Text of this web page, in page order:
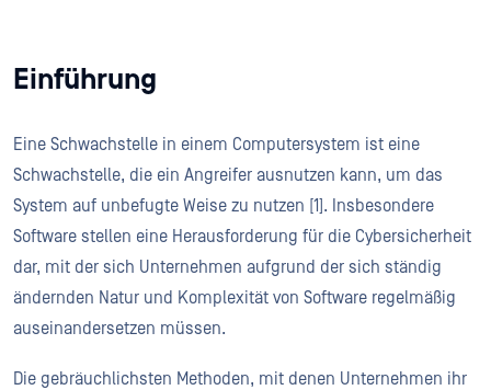
Einführung
Eine Schwachstelle in einem Computersystem ist eine
Schwachstelle, die ein Angreifer ausnutzen kann, um das
System auf unbefugte Weise zu nutzen [1]. Insbesondere
Software stellen eine Herausforderung für die Cybersicherheit
dar, mit der sich Unternehmen aufgrund der sich ständig
ändernden Natur und Komplexität von Software regelmäßig
auseinandersetzen müssen.
Die gebräuchlichsten Methoden, mit denen Unternehmen ihr